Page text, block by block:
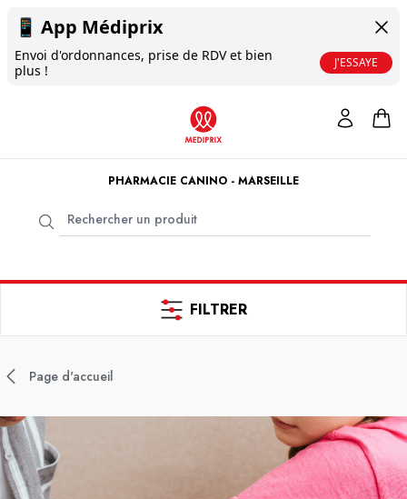
📱 App Médiprix
Envoi d'ordonnances, prise de RDV et bien
plus !
J'ESSAYE
PHARMACIE CANINO - MARSEILLE
FILTRER
Page d'accueil